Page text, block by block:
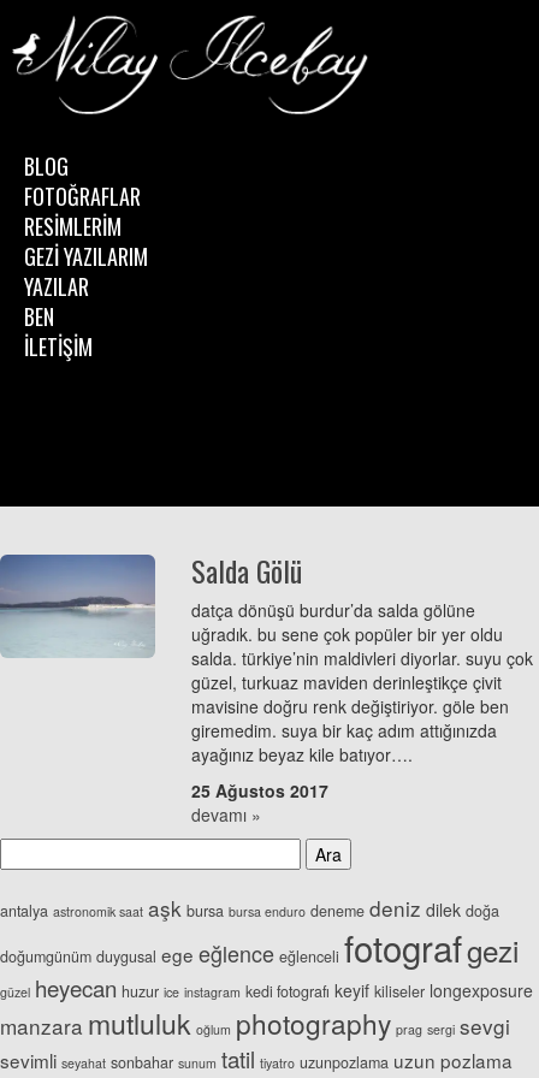
BLOG
FOTOĞRAFLAR
RESİMLERİM
GEZİ YAZILARIM
YAZILAR
BEN
İLETİŞİM
Salda Gölü
datça dönüşü burdur’da salda gölüne
uğradık. bu sene çok popüler bir yer oldu
salda. türkiye’nin maldivleri diyorlar. suyu çok
güzel, turkuaz maviden derinleştikçe çivit
mavisine doğru renk değiştiriyor. göle ben
giremedim. suya bir kaç adım attığınızda
ayağınız beyaz kile batıyor….
25 Ağustos 2017
devamı »
antalya astronomik saat aşk bursa bursa enduro deneme deniz dilek doğa
doğumgünüm duygusal ege eğlence eğlenceli fotografgezi
güzel heyecan huzur ice instagram kedi fotografı keyif kiliseler longexposure
manzara mutluluk oğlum photography prag sergi sevgi
sevimli seyahat sonbahar sunum tatil tiyatro uzunpozlama uzun pozlama